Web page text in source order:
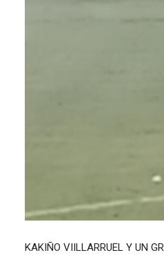
KAKIÑO VIILLARRUEL Y UN